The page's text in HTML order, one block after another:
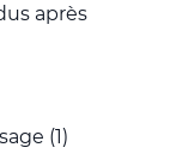
après
(1)